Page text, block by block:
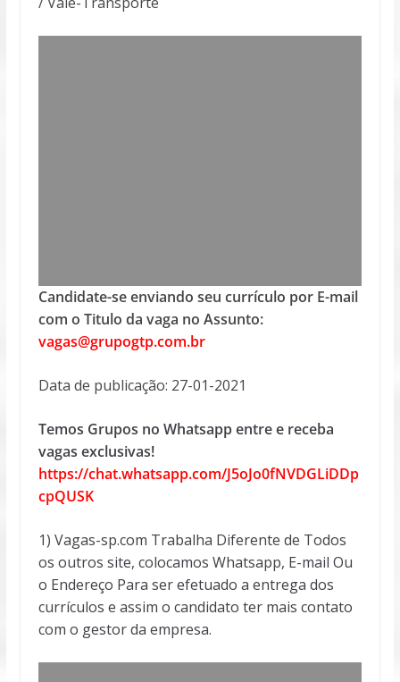
Candidate-se enviando seu currículo por E-mail
com o Titulo da vaga no Assunto:
vagas@grupogtp.com.br
Data de publicação: 27-01-2021
Temos Grupos no Whatsapp entre e receba
vagas exclusivas!
https://chat.whatsapp.com/J5oJo0fNVDGLiDDp
cpQUSK
1) Vagas-sp.com Trabalha Diferente de Todos
os outros site, colocamos Whatsapp, E-mail Ou
o Endereço Para ser efetuado a entrega dos
currículos e assim o candidato ter mais contato
com o gestor da empresa.